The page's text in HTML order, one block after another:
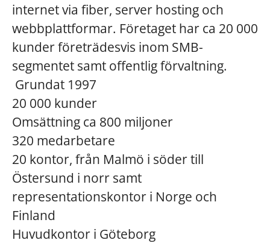
internet via fiber, server hosting och
webbplattformar. Företaget har ca 20 000
kunder företrädesvis inom SMB-
segmentet samt offentlig förvaltning.
Grundat 1997
20 000 kunder
Omsättning ca 800 miljoner
320 medarbetare
20 kontor, från Malmö i söder till
Östersund i norr samt
representationskontor i Norge och
Finland
Huvudkontor i Göteborg